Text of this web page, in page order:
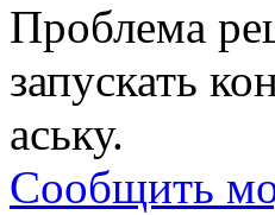
Проблема
запускать
аську.
Сообщить